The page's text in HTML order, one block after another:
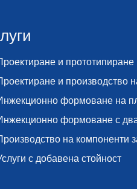
и прототипиране
и производство
формоване на
формоване с
на компоненти
с добавена стойност